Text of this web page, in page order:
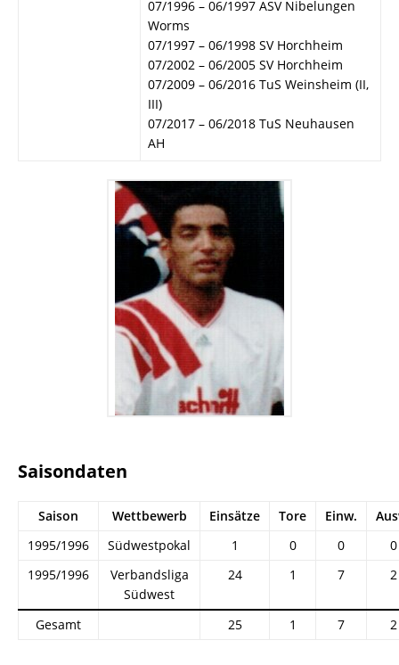
07/1996 – 06/1997 ASV Nibelungen
Worms
07/1997 – 06/1998 SV Horchheim
07/2002 – 06/2005 SV Horchheim
07/2009 – 06/2016 TuS Weinsheim (II,
III)
07/2017 – 06/2018 TuS Neuhausen
AH
Saisondaten
Saison Wettbewerb Einsätze Tore Einw.
1995/1996
Südwestpokal 1 0 0
0
1995/1996
Verbandsliga
Südwest
24 1 7 2
Gesamt 25 1 7 2